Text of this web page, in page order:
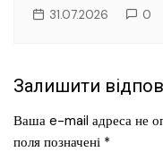
31.07.2026 0
Залишити
Ваша e-mail адреса не
поля позначені *